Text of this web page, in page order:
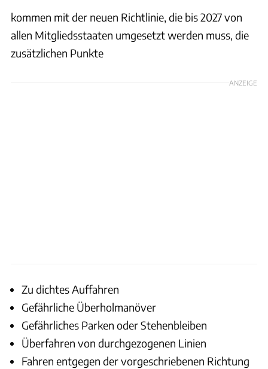
kommen mit der neuen Richtlinie, die bis 2027 von
allen Mitgliedsstaaten umgesetzt werden muss, die
zusätzlichen Punkte
ANZEIGE
Zu dichtes Auffahren
Gefährliche Überholmanöver
Gefährliches Parken oder Stehenbleiben
Überfahren von durchgezogenen Linien
Fahren entgegen der vorgeschriebenen Richtung